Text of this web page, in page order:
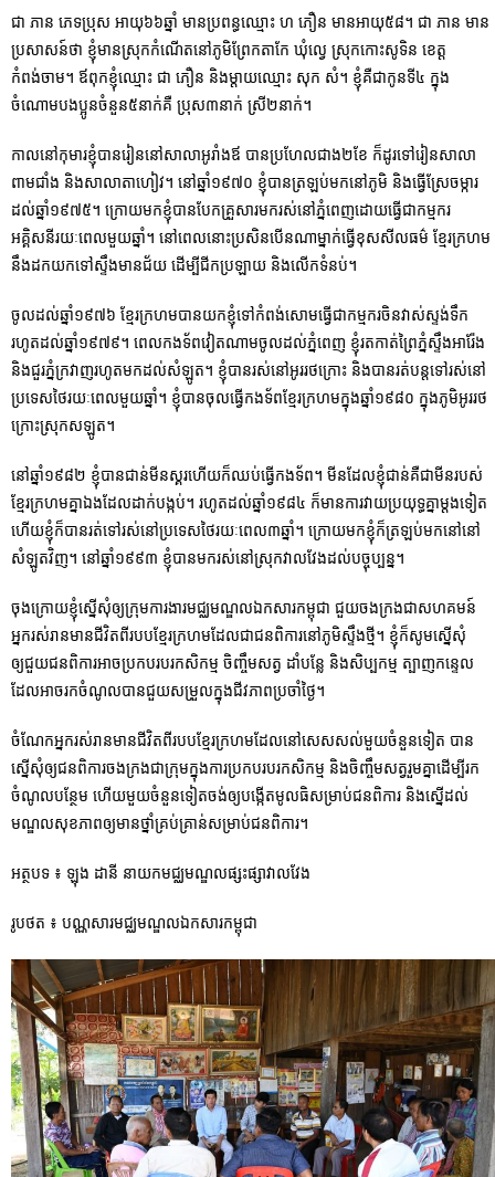
ជា ភាន ភេទប្រុស អាយុ៦៦ឆ្នាំ មានប្រពន្ធឈ្មោះ ហ ភឿន មានអាយុ៥៨។ ជា ភាន មាន
ប្រសាសន៍ថា ខ្ញុំមានស្រុកកំណើតនៅភូមិព្រែកតាកែ ឃុំល្វេ ស្រុកកោះសូទិន ខេត្ត
កំពង់ចាម។ ឪពុកខ្ញុំឈ្មោះ ជា ភឿន និងម្តាយឈ្មោះ សុក សំ។ ខ្ញុំគឺជាកូនទី៤ ក្នុង
ចំណោមបងប្អូនចំនួន៥នាក់គឺ ប្រុស៣នាក់ ស្រី២នាក់។
កាលនៅកុមារខ្ញុំបានរៀននៅសាលាអូរាំងឪ បានប្រហែលជាង២ខែ ក៏ដូរទៅរៀនសាលា
ពាមជាំង និងសាលាតាហៀវ។ នៅឆ្នាំ១៩៧០ ខ្ញុំបានត្រឡប់មកនៅភូមិ និងធ្វើស្រែចម្ការ
ដល់ឆ្នាំ១៩៧៥។ ក្រោយមកខ្ញុំបានបែកគ្រួសារមករស់នៅភ្នំពេញដោយធ្វើជាកម្មករ
អគ្គិសនីរយៈពេលមួយឆ្នាំ។ នៅពេលនោះប្រសិនបើនណាម្នាក់ធ្វើខុសសីលធម៌ ខ្មែរក្រហម
នឹងដកយកទៅស្ទឹងមានជ័យ ដើម្បីជីកប្រឡាយ និងលើកទំនប់។
ចូលដល់ឆ្នាំ១៩៧៦ ខ្មែរក្រហមបានយកខ្ញុំទៅកំពង់សោមធ្វើជាកម្មករចិនវាស់ស្ទង់ទឹក
រហូតដល់ឆ្នាំ១៩៧៩។ ពេលកងទ័ពវៀតណាមចូលដល់ភ្នំពេញ ខ្ញុំរតកាត់ព្រៃភ្នំស្ទឹងអារ៉ែង
និងជួរភ្នំក្រវាញរហូតមកដល់សំឡូត។ ខ្ញុំបានរស់នៅអូររថក្រោះ និងបានរត់បន្តទៅរស់នៅ
ប្រទេសថៃរយៈពេលមួយឆ្នាំ។ ខ្ញុំបានចុលធ្វើកងទ័ពខ្មែរក្រហមក្នុងឆ្នាំ១៩៨០ ក្នុងភូមិអូររថ
ក្រោះស្រុកសឡូត។
នៅឆ្នាំ១៩៨២ ខ្ញុំបានជាន់មីនស្គរហើយក៏ឈប់ធ្វើកងទ័ព។ មីនដែលខ្ញុំជាន់គឺជាមីនរបស់
ខ្មែរក្រហមគ្នាឯងដែលដាក់បង្កប់។ រហូតដល់ឆ្នាំ១៩៨៤ ក៏មានការវាយប្រយុទ្ធគ្នាម្តងទៀត
ហើយខ្ញុំក៏បានរត់ទៅរស់នៅប្រទេសថៃរយៈពេល៣ឆ្នាំ។ ក្រោយមកខ្ញុំក៏ត្រឡប់មកនៅនៅ
សំឡូតវិញ។ នៅឆ្នាំ១៩៩៣ ខ្ញុំបានមករស់នៅស្រុកវាលវែងដល់បច្ចុប្បន្ន។
ចុងក្រោយខ្ញុំស្នើសុំឲ្យក្រុមការងារមជ្ឈមណ្ឌលឯកសារកម្ពុជា ជួយចងក្រងជាសហគមន៍
អ្នករស់រានមានជីវិតពីរបបខ្មែរក្រហមដែលជាជនពិការនៅភូមិស្ទឹងថ្មី។ ខ្ញុំក៏សូមស្នើសុំ
ឲ្យជួយជនពិការអាចប្រកបរបរកសិកម្ម ចិញ្ចឹមសត្វ ដាំបន្លែ និងសិប្បកម្ម ត្បាញកន្ទេល
ដែលអាចរកចំណូលបានជួយសម្រួលក្នុងជីវភាពប្រចាំថ្ងៃ។
ចំណែកអ្នករស់រានមានជីវិតពីរបបខ្មែរក្រហមដែលនៅសេសសល់មួយចំនួនទៀត បាន
ស្នើសុំឲ្យជនពិការចងក្រងជាក្រុមក្នុងការប្រកបរបរកសិកម្ម និងចិញ្ចឹមសត្វរួមគ្នាដើម្បីរក
ចំណូលបន្ថែម ហើយមួយចំនួនទៀតចង់ឲ្យបង្កើតមូលធិសម្រាប់ជនពិការ និងស្នើដល់
មណ្ឌលសុខភាពឲ្យមានថ្នាំគ្រប់គ្រាន់សម្រាប់ជនពិការ។
អត្ថបទ ៖ ឡុង ដានី នាយកមជ្ឈមណ្ឌលផ្សះផ្សាវាលវែង
រូបថត ៖ បណ្ណសារមជ្ឈមណ្ឌលឯកសារកម្ពុជា